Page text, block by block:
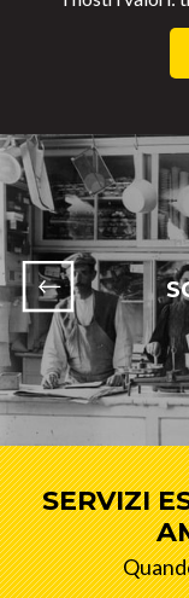
SERVIZI